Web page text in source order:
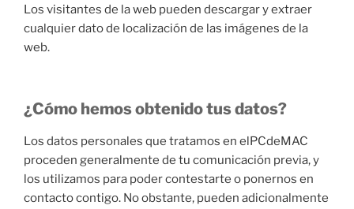
Los visitantes de la web pueden descargar y extraer
cualquier dato de localización de las imágenes de la
web.
¿Cómo hemos obtenido tus datos?
Los datos personales que tratamos en elPCdeMAC
proceden generalmente de tu comunicación previa, y
los utilizamos para poder contestarte o ponernos en
contacto contigo. No obstante, pueden adicionalmente